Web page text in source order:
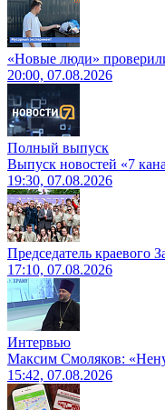
«Новые люди»
20:00, 07.08.2026
Полный выпуск
Выпуск новостей «7
19:30, 07.08.2026
Председатель
17:10, 07.08.2026
Интервью
Максим Смоляков:
15:42, 07.08.2026